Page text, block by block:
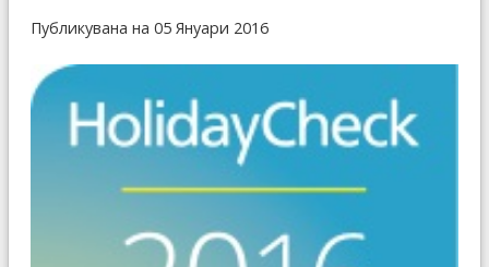
Публикувана на 05 Януари 2016